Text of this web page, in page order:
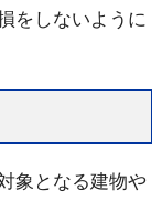
をしないように
象となる建物や